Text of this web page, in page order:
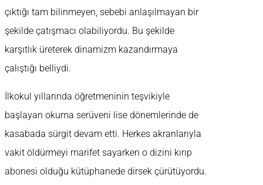
çıktığı tam bilinmeyen, sebebi anlaşılmayan bir
şekilde çatışmacı olabiliyordu. Bu şekilde
karşıtlık üreterek dinamizm kazandırmaya
çalıştığı belliydi.
İlkokul yıllarında öğretmeninin teşvikiyle
başlayan okuma serüveni lise dönemlerinde de
kasabada sürgit devam etti. Herkes akranlarıyla
vakit öldürmeyi marifet sayarken o dizini kırıp
abonesi olduğu kütüphanede dirsek çürütüyordu.